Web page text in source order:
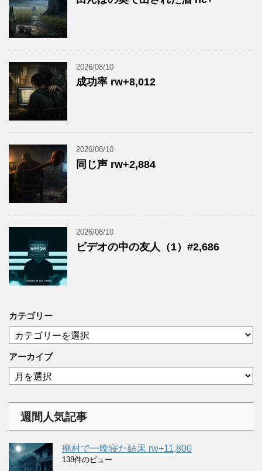
2026/08/10
成功率 rw+8,012
2026/08/10
同じ声 rw+2,884
2026/08/10
ビデオの中の友人（1）#2,686
カテゴリー
テ
ゴ
リ
ー
アーカイブ
ア
ー
週間人気記事
廃村で一晩寝た結果 rw+11,800
138件のビュー